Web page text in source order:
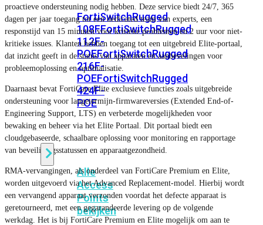
FortiSwitchRugged
108FFortiSwitchRugged
112F-
POEFortiSwitchRugged
216F-
POEFortiSwitchRugged
424F-
POE
WiFi
Alle
Access
Points
bekijken
proactieve ondersteuning nodig hebben. Deze service biedt 24/7, 365
dagen per jaar toegang tot een dedicated team van experts, een
responstijd van 15 minuten voor kritieke problemen en 2 uur voor niet-
kritieke issues. Klanten hebben toegang tot een uitgebreid Elite-portaal,
dat inzicht geeft in de status van apparaten en aanbevelingen voor
probleemoplossing en optimalisatie.
Daarnaast bevat FortiCare Elite exclusieve functies zoals uitgebreide
ondersteuning voor langetermijn-firmwareversies (Extended End-of-
Engineering Support, LTS) en verbeterde mogelijkheden voor
bewaking en beheer via het Elite Portaal. Dit portaal biedt een
cloudgebaseerde, schaalbare oplossing voor monitoring en rapportage
van beveiligingsstatussen en apparaatgezondheid.
RMA-vervangingen, als onderdeel van FortiCare Premium en Elite,
worden uitgevoerd via het Advanced Replacement-model. Hierbij wordt
een vervangend apparaat verzonden voordat het defecte apparaat is
geretourneerd, met een gegarandeerde levering op de volgende
werkdag. Het is bij FortiCare Premium en Elite mogelijk om aan te